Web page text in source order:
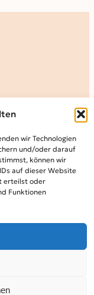
wir Technologien
und/oder darauf
können wir
auf dieser Website
erteilst oder
Funktionen